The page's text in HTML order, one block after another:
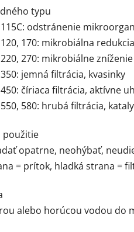
typu
115C: odstránenie
120, 170: mikrobiálna redukcia
220, 270: mikrobiálne zníženie
350: jemná filtrácia, kvasinky
450: číriaca filtrácia, aktívne
550, 580: hrubá filtrácia,
použitie
opatrne, neohýbať,
= prítok, hladká strana =
alebo horúcou vodou do